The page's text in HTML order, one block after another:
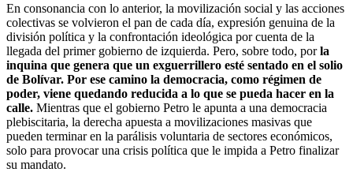
En consonancia con lo anterior, la movilización social y las acciones
colectivas se volvieron el pan de cada día, expresión genuina de la
división política y la confrontación ideológica por cuenta de la
llegada del primer gobierno de izquierda. Pero, sobre todo, porla
inquina que genera que un exguerrillero esté sentado en el solio
de Bolívar. Por ese camino la democracia, como régimen de
poder, viene quedando reducida a lo que se pueda hacer en la
calle. Mientras que el gobierno Petro le apunta a una democracia
plebiscitaria, la derecha apuesta a movilizaciones masivas que
pueden terminar en la parálisis voluntaria de sectores económicos,
solo para provocar una crisis política que le impida a Petro finalizar
su mandato.